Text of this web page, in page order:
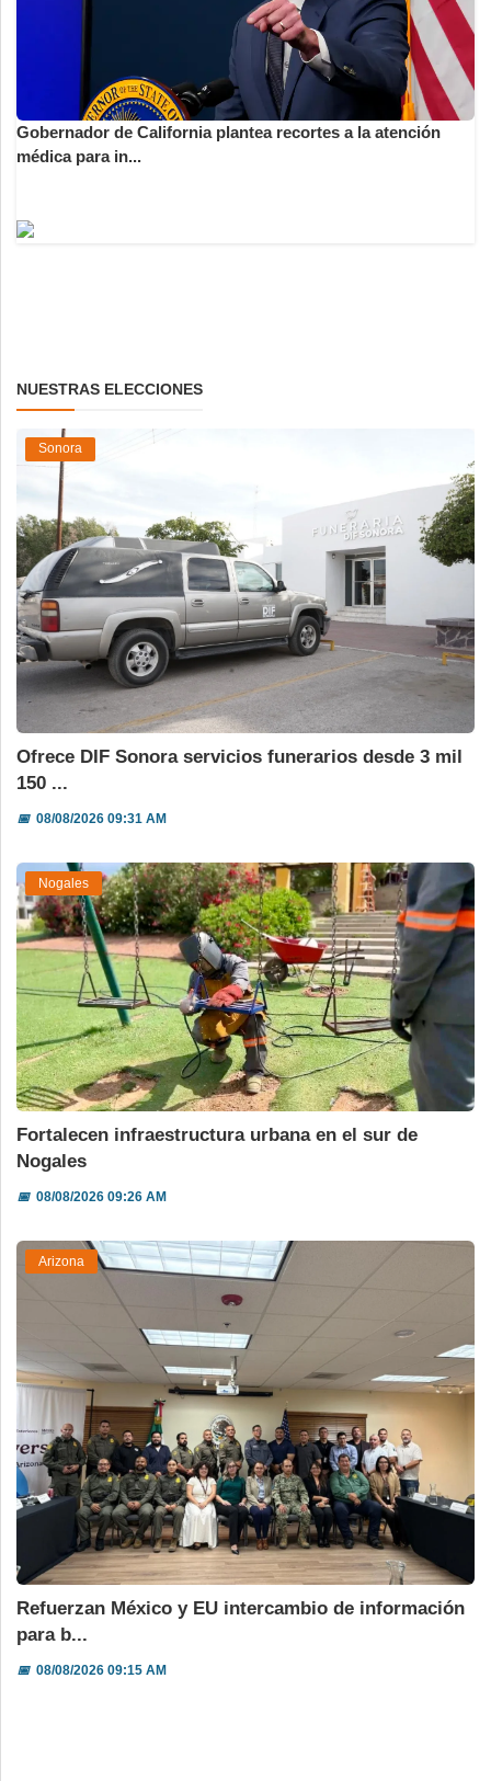
Gobernador de California plantea recortes a la atención
médica para in...
NUESTRAS ELECCIONES
Sonora
Ofrece DIF Sonora servicios funerarios desde 3 mil
150 ...
📅08/08/2026 09:31 AM
Nogales
Fortalecen infraestructura urbana en el sur de
Nogales
📅08/08/2026 09:26 AM
Arizona
Refuerzan México y EU intercambio de información
para b...
📅08/08/2026 09:15 AM